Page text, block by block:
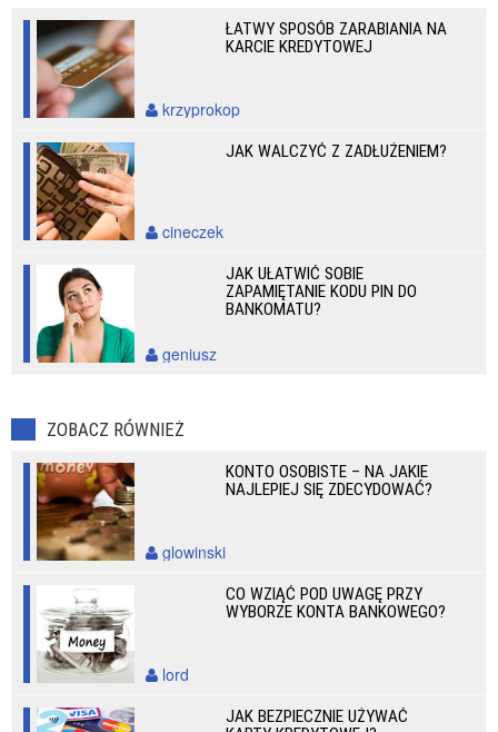
ŁATWY SPOSÓB ZARABIANIA NA
KARCIE KREDYTOWEJ
krzyprokop
JAK WALCZYĆ Z ZADŁUŻENIEM?
cineczek
JAK UŁATWIĆ SOBIE
ZAPAMIĘTANIE KODU PIN DO
BANKOMATU?
geniusz
ZOBACZ RÓWNIEŻ
KONTO OSOBISTE – NA JAKIE
NAJLEPIEJ SIĘ ZDECYDOWAĆ?
glowinski
CO WZIĄĆ POD UWAGĘ PRZY
WYBORZE KONTA BANKOWEGO?
lord
JAK BEZPIECZNIE UŻYWAĆ